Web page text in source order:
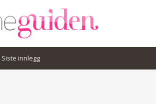
Siste innlegg